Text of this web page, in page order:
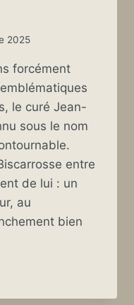
2025
forcément
le curé Jean-
sous le nom
entre
de lui : un
au
bien